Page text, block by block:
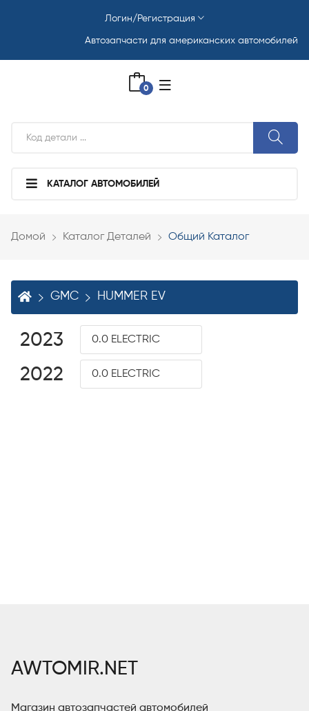
Автозапчасти для американских автомобилей
Логин/Регистрация
0
КАТАЛОГ АВТОМОБИЛЕЙ
Домой Каталог Деталей Общий Каталог
GMC HUMMER EV
2023 0.0 ELECTRIC
2022 0.0 ELECTRIC
AWTOMIR.NET
Магазин автозапчастей автомобилей